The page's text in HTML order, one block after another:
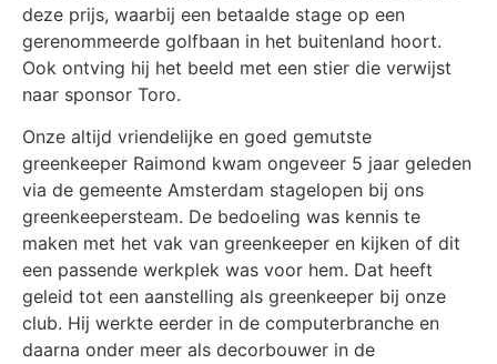
deze prijs, waarbij een betaalde stage op een
gerenommeerde golfbaan in het buitenland hoort.
Ook ontving hij het beeld met een stier die verwijst
naar sponsor Toro.
Onze altijd vriendelijke en goed gemutste
greenkeeper Raimond kwam ongeveer 5 jaar geleden
via de gemeente Amsterdam stagelopen bij ons
greenkeepersteam. De bedoeling was kennis te
maken met het vak van greenkeeper en kijken of dit
een passende werkplek was voor hem. Dat heeft
geleid tot een aanstelling als greenkeeper bij onze
club. Hij werkte eerder in de computerbranche en
daarna onder meer als decorbouwer in de